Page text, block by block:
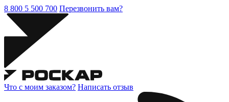
8 800 5 500 700 Перезвонить вам?
Что с моим заказом? Написать отзыв